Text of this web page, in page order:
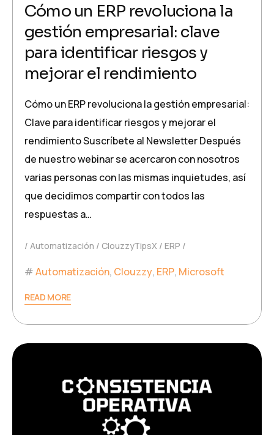
Cómo un ERP revoluciona la
gestión empresarial: clave
para identificar riesgos y
mejorar el rendimiento
Cómo un ERP revoluciona la gestión empresarial:
Clave para identificar riesgos y mejorar el
rendimiento Suscríbete al Newsletter Después
de nuestro webinar se acercaron con nosotros
varias personas con las mismas inquietudes, así
que decidimos compartir con todos las
respuestas a…
Automatización ClouzzyTipsX ERP
Automatización, Clouzzy, ERP, Microsoft
READ MORE